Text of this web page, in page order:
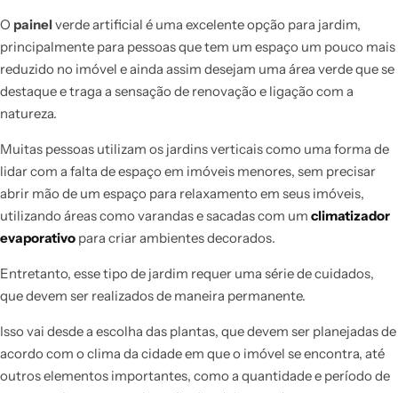
O painelverde artificial é uma excelente opção para jardim,
principalmente para pessoas que tem um espaço um pouco mais
reduzido no imóvel e ainda assim desejam uma área verde que se
destaque e traga a sensação de renovação e ligação com a
natureza.
Muitas pessoas utilizam os jardins verticais como uma forma de
lidar com a falta de espaço em imóveis menores, sem precisar
abrir mão de um espaço para relaxamento em seus imóveis,
utilizando áreas como varandas e sacadas com um climatizador
evaporativo para criar ambientes decorados.
Entretanto, esse tipo de jardim requer uma série de cuidados,
que devem ser realizados de maneira permanente.
Isso vai desde a escolha das plantas, que devem ser planejadas de
acordo com o clima da cidade em que o imóvel se encontra, até
outros elementos importantes, como a quantidade e período de